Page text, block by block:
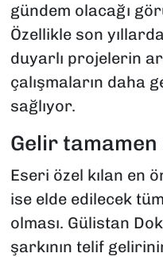
gündem olacağı
Özellikle son
duyarlı projelerin
çalışmaların daha
sağlıyor.
Gelir
Eseri özel kılan en
ise elde edilecek
olması. Gülistan
şarkının telif